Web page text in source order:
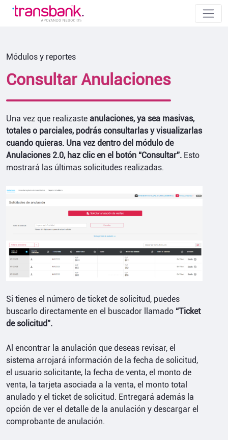
Módulos y reportes
Consultar Anulaciones
Una vez que realizaste anulaciones, ya sea masivas,
totales o parciales, podrás consultarlas y visualizarlas
cuando quieras. Una vez dentro del módulo de
Anulaciones 2.0, haz clic en el botón “Consultar”. Esto
mostrará las últimas solicitudes realizadas.
Si tienes el número de ticket de solicitud, puedes
buscarlo directamente en el buscador llamado “Ticket
de solicitud”.
Al encontrar la anulación que deseas revisar, el
sistema arrojará información de la fecha de solicitud,
el usuario solicitante, la fecha de venta, el monto de
venta, la tarjeta asociada a la venta, el monto total
anulado y el ticket de solicitud. Entregará además la
opción de ver el detalle de la anulación y descargar el
comprobante de anulación.